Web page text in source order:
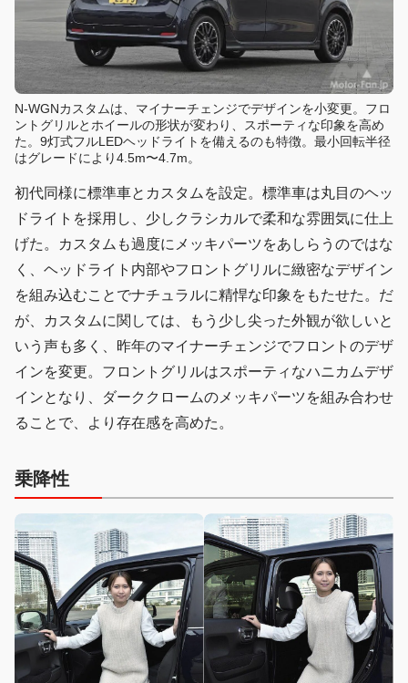
N-WGNカスタムは、マイナーチェンジでデザインを小変更。フロ
ントグリルとホイールの形状が変わり、スポーティな印象を高め
た。9灯式フルLEDヘッドライトを備えるのも特徴。最小回転半径
はグレードにより4.5m〜4.7m。
初代同様に標準車とカスタムを設定。標準車は丸目のヘッ
ドライトを採用し、少しクラシカルで柔和な雰囲気に仕上
げた。カスタムも過度にメッキパーツをあしらうのではな
く、ヘッドライト内部やフロントグリルに緻密なデザイン
を組み込むことでナチュラルに精悍な印象をもたせた。だ
が、カスタムに関しては、もう少し尖った外観が欲しいと
いう声も多く、昨年のマイナーチェンジでフロントのデザ
インを変更。フロントグリルはスポーティなハニカムデザ
インとなり、ダーククロームのメッキパーツを組み合わせ
ることで、より存在感を高めた。
乗降性